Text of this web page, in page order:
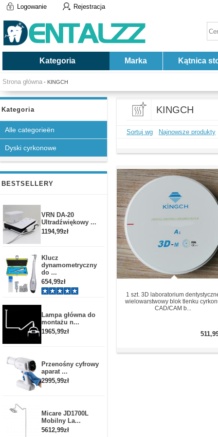
Logowanie Rejestracja
Kategoria Marka Kątnica
Strona główna - KINGCH
Kategoria
Alle categorieën
Dyski cyrkonowe
BESTSELLERY
VRN DA-20
Ultradźwiękowy ...
1194,99zł
Klucz
dynamometryczny
do ...
654,99zł
Lampa główna do
montażu n...
1965,99zł
Przenośny cyfrowy
aparat ...
2995,99zł
Micare JD1700L
Mobilny La...
5612,99zł
KINGCH
Sortuj wg Najnowsze produkty
1 szt. 3D laboratorium
wielowarstwowy blok tlenku
CAD/CAM b...